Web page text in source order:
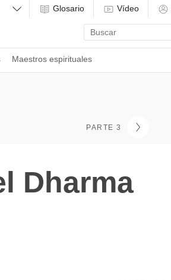
Maestros espirituales
Glosario Vídeo
Enter
search
term
PARTE 3
Dharma